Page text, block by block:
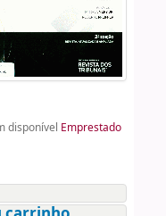
disponível Emprestado